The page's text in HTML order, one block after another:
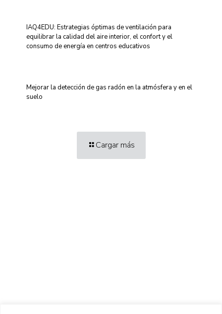
IAQ4EDU: Estrategias óptimas de ventilación para
equilibrar la calidad del aire interior, el confort y el
consumo de energía en centros educativos
Mejorar la detección de gas radón en la atmósfera y en el
suelo
Cargar más